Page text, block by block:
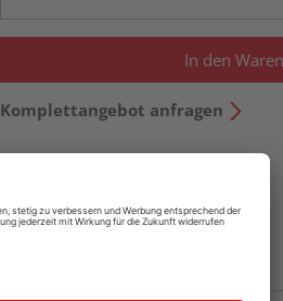
In den
Komplettangebot anfragen